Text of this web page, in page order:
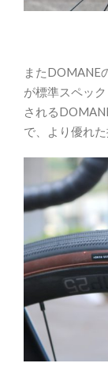
またDOMANE
が標準スペッ
される
で、より優れ